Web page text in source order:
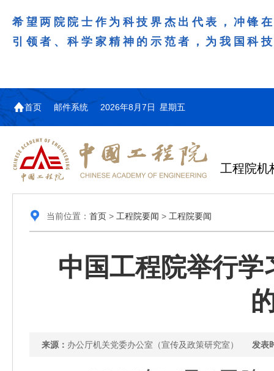
希望两院院士作为科技界杰出代表，冲锋
引领者、科学家精神的示范者，为我国科
首页 邮件系统 2026年8月7日 星期五
工程院机
当前位置： 首页> 工程院要闻 > 工程院要闻
中国工程院举行
来源： 办公厅机关党委办公室（宣传及政策研究室） 发表